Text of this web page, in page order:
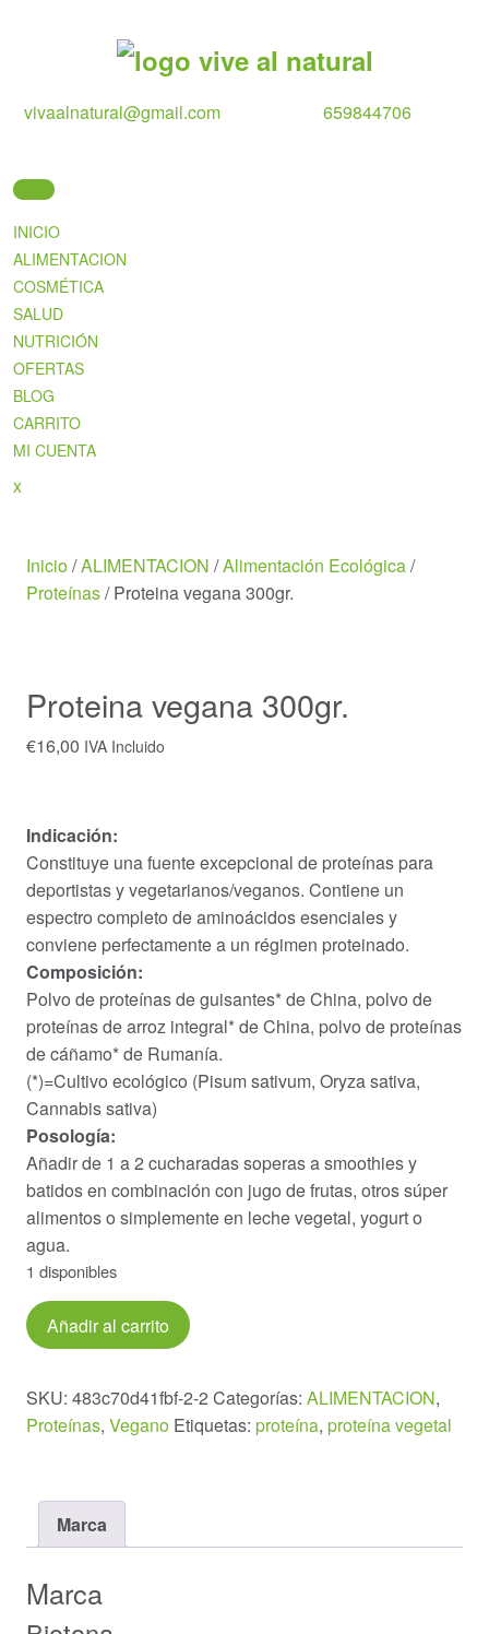
vivaalnatural@gmail.com
659844706
INICIO
ALIMENTACION
COSMÉTICA
SALUD
NUTRICIÓN
OFERTAS
BLOG
CARRITO
MI CUENTA
xClose
Inicio/ALIMENTACION /Alimentación Ecológica/
Proteínas/ Proteina vegana 300gr.
Proteina vegana 300gr.
€16,00 IVA Incluido
Indicación:
Constituye una fuente excepcional de proteínas para
deportistas y vegetarianos/veganos. Contiene un
espectro completo de aminoácidos esenciales y
conviene perfectamente a un régimen proteinado.
Composición:
Polvo de proteínas de guisantes* de China, polvo de
proteínas de arroz integral* de China, polvo de proteínas
de cáñamo* de Rumanía.
(*)=Cultivo ecológico (Pisum sativum, Oryza sativa,
Cannabis sativa)
Posología:
Añadir de 1 a 2 cucharadas soperas a smoothies y
batidos en combinación con jugo de frutas, otros súper
alimentos o simplemente en leche vegetal, yogurt o
agua.
1 disponibles
Proteina
vegana
cantidad
Añadir al carrito
SKU: 483c70d41fbf-2-2 Categorías: ALIMENTACION,
Proteínas, Vegano Etiquetas: proteína, proteína vegetal
Marca
Marca